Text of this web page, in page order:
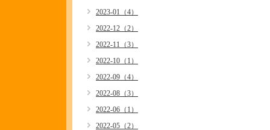
2023-01（4）
2022-12（2）
2022-11（3）
2022-10（1）
2022-09（4）
2022-08（3）
2022-06（1）
2022-05（2）